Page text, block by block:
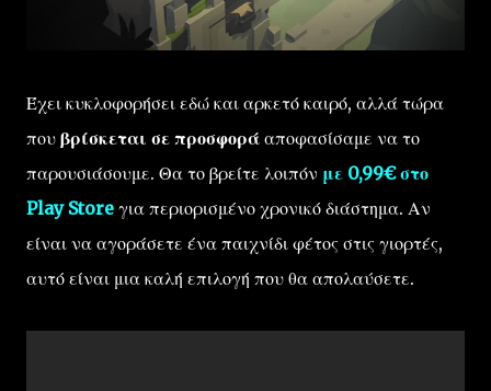
Έχει κυκλοφορήσει εδώ και αρκετό καιρό, αλλά τώρα
που βρίσκεται σε προσφορά αποφασίσαμε να το
παρουσιάσουμε. Θα το βρείτε λοιπόν με 0,99€ στο
Play Store για περιορισμένο χρονικό διάστημα. Αν
είναι να αγοράσετε ένα παιχνίδι φέτος στις γιορτές,
αυτό είναι μια καλή επιλογή που θα απολαύσετε.